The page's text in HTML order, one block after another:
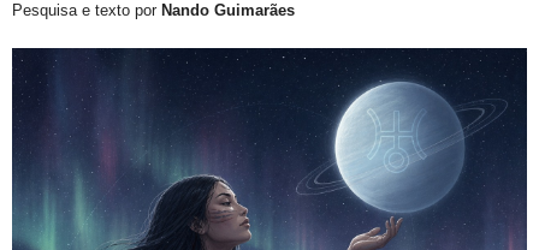
Pesquisa e texto por Nando Guimarães